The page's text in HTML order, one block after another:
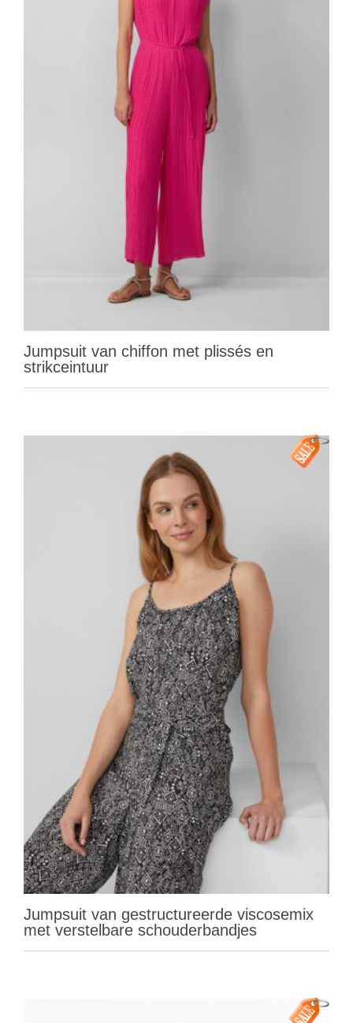
Jumpsuit van chiffon met plissés en
strikceintuur
Jumpsuit van gestructureerde viscosemix
met verstelbare schouderbandjes